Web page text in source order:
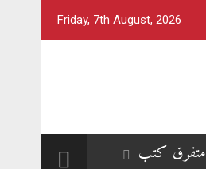
Friday, 7th August, 2026
متفرق کتب